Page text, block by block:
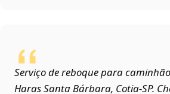
Serviço de reboque para
Haras Santa Bárbara, Cotia‑SP.